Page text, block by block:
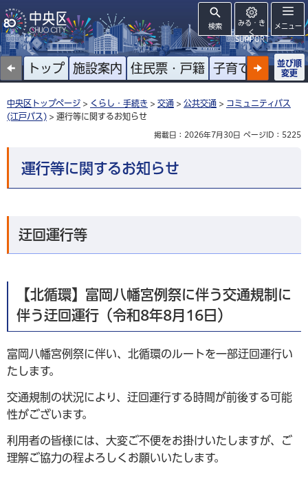
検索
みる・き
く
SUPPORT
メニュー
トップ 施設案内 住民票・戸籍 子育て 高齢者
並び順
変更
中央区トップページ > くらし・手続き > 交通 > 公共交通 > コミュニティバス
(江戸バス) > 運行等に関するお知らせ
掲載日：2026年7月30日 ページID：5225
運行等に関するお知らせ
迂回運行等
【北循環】富岡八幡宮例祭に伴う交通規制に
伴う迂回運行（令和8年8月16日）
富岡八幡宮例祭に伴い、北循環のルートを一部迂回運行い
たします。
交通規制の状況により、迂回運行する時間が前後する可能
性がございます。
利用者の皆様には、大変ご不便をお掛けいたしますが、ご
理解ご協力の程よろしくお願いいたします。